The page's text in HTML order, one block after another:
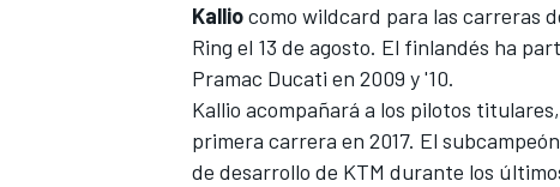
Kalliocomo wildcard para las carreras
Ring el 13 de agosto. El finlandés ha
Pramac Ducati en 2009 y '10.
Kallio acompañará a los pilotos titulares,
primera carrera en 2017. El
de desarrollo de KTM durante los